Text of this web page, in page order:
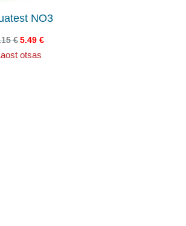
NO3
€ 5.49 €
otsas